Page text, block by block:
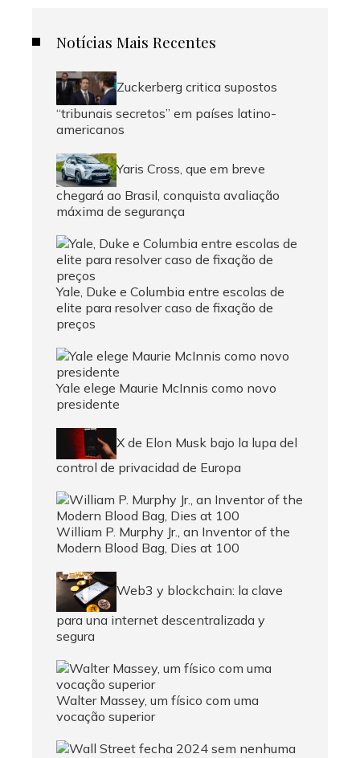
Notícias Mais Recentes
Zuckerberg critica supostos
“tribunais secretos” em países latino-
americanos
Yaris Cross, que em breve
chegará ao Brasil, conquista avaliação
máxima de segurança
Yale, Duke e Columbia entre escolas de
elite para resolver caso de fixação de
preços
Yale elege Maurie McInnis como novo
presidente
X de Elon Musk bajo la lupa del
control de privacidad de Europa
William P. Murphy Jr., an Inventor of the
Modern Blood Bag, Dies at 100
Web3 y blockchain: la clave
para una internet descentralizada y
segura
Walter Massey, um físico com uma
vocação superior